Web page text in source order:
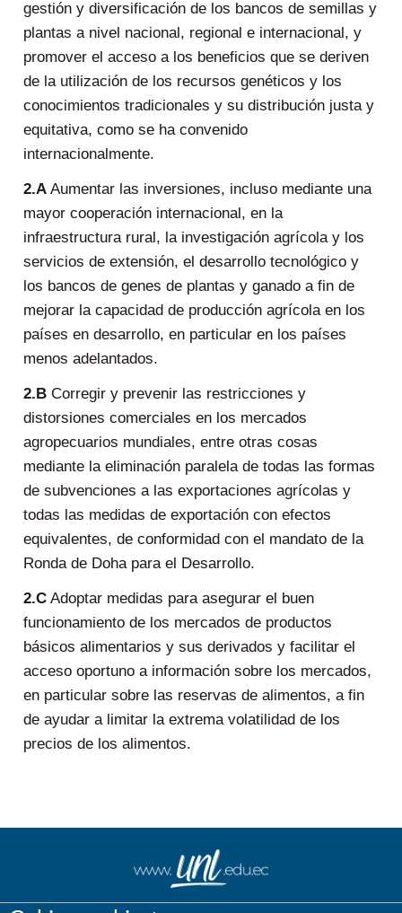
gestión y diversificación de los bancos de semillas y
plantas a nivel nacional, regional e internacional, y
promover el acceso a los beneficios que se deriven
de la utilización de los recursos genéticos y los
conocimientos tradicionales y su distribución justa y
equitativa, como se ha convenido
internacionalmente.
2.A Aumentar las inversiones, incluso mediante una
mayor cooperación internacional, en la
infraestructura rural, la investigación agrícola y los
servicios de extensión, el desarrollo tecnológico y
los bancos de genes de plantas y ganado a fin de
mejorar la capacidad de producción agrícola en los
países en desarrollo, en particular en los países
menos adelantados.
2.B Corregir y prevenir las restricciones y
distorsiones comerciales en los mercados
agropecuarios mundiales, entre otras cosas
mediante la eliminación paralela de todas las formas
de subvenciones a las exportaciones agrícolas y
todas las medidas de exportación con efectos
equivalentes, de conformidad con el mandato de la
Ronda de Doha para el Desarrollo.
2.C Adoptar medidas para asegurar el buen
funcionamiento de los mercados de productos
básicos alimentarios y sus derivados y facilitar el
acceso oportuno a información sobre los mercados,
en particular sobre las reservas de alimentos, a fin
de ayudar a limitar la extrema volatilidad de los
precios de los alimentos.